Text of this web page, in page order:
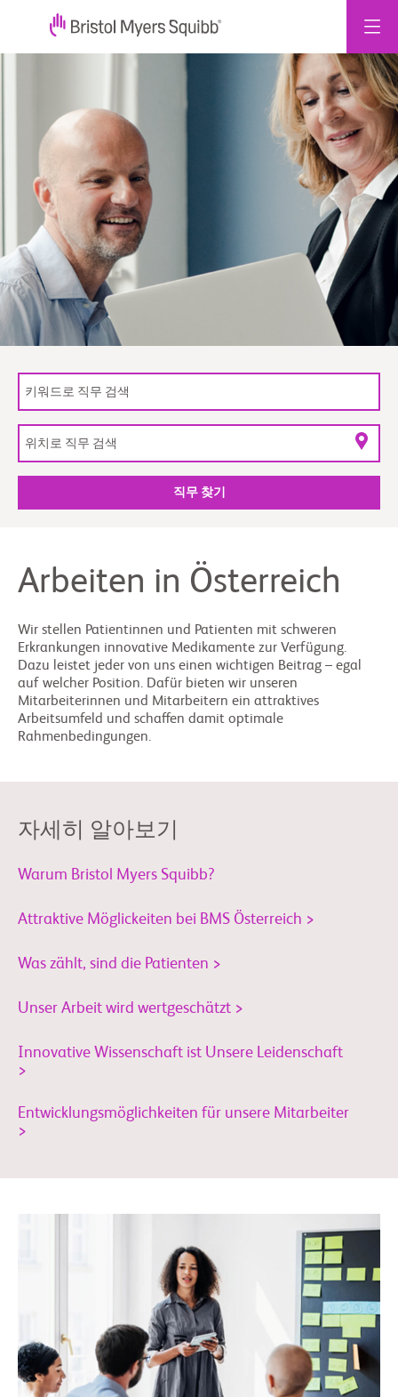
직무 찾기
Arbeiten in Österreich
Wir stellen Patientinnen und Patienten mit schweren
Erkrankungen innovative Medikamente zur Verfügung.
Dazu leistet jeder von uns einen wichtigen Beitrag – egal
auf welcher Position. Dafür bieten wir unseren
Mitarbeiterinnen und Mitarbeitern ein attraktives
Arbeitsumfeld und schaffen damit optimale
Rahmenbedingungen.
자세히 알아보기
Warum Bristol Myers Squibb?
Attraktive Möglickeiten bei BMS Österreich >
Was zählt, sind die Patienten >
Unser Arbeit wird wertgeschätzt >
Innovative Wissenschaft ist Unsere Leidenschaft
>
Entwicklungsmöglichkeiten für unsere Mitarbeiter
>